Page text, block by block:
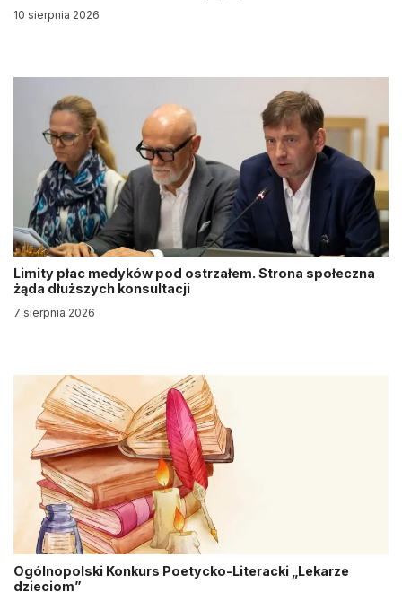
10 sierpnia 2026
Limity płac medyków pod ostrzałem. Strona społeczna
żąda dłuższych konsultacji
7 sierpnia 2026
Ogólnopolski Konkurs Poetycko-Literacki „Lekarze
dzieciom”